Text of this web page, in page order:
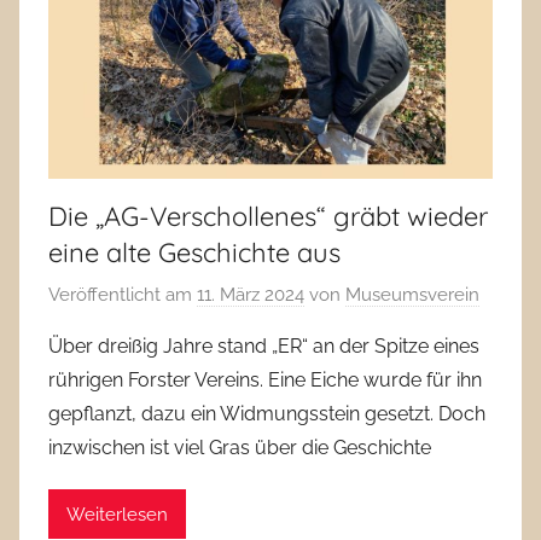
Die „AG-Verschollenes“ gräbt wieder
eine alte Geschichte aus
Veröffentlicht am 11. März 2024 von Museumsverein
Über dreißig Jahre stand „ER“ an der Spitze eines
rührigen Forster Vereins. Eine Eiche wurde für ihn
gepflanzt, dazu ein Widmungsstein gesetzt. Doch
inzwischen ist viel Gras über die Geschichte
Weiterlesen